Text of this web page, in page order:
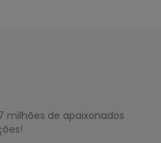
milhões de apaixonados